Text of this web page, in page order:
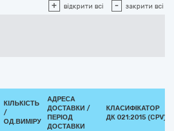
+ відкрити всі - закрити всі
КІЛЬКІСТЬ
/
ОД.ВИМІРУ
АДРЕСА
ДОСТАВКИ /
ПЕРІОД
ДОСТАВКИ
КЛАСИФІКАТОР
ДК 021:2015 (CPV)